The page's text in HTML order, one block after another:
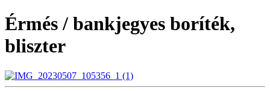
Érmés / bankjegyes boríték,
bliszter